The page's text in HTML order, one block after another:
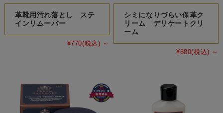
革靴用汚れ落とし ステ
インリムーバー
¥770(税込) ～
シミになりづらい保革ク
リーム デリケートクリ
ーム
¥880(税込) ～